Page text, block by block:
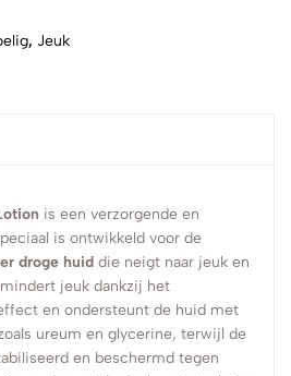
, Jeuk
is een verzorgende en
is ontwikkeld voor de
droge huid die neigt naar jeuk en
jeuk dankzij het
en ondersteunt de huid met
ureum en glycerine, terwijl de
en beschermd tegen